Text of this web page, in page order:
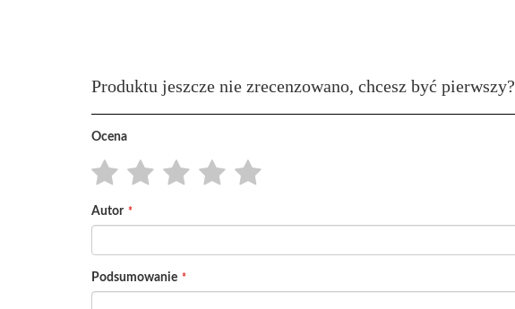
Produktu jeszcze nie zrecenzowano, chcesz być pierwszy?
Ocena
star
stars
stars
stars
stars
Autor
Podsumowanie